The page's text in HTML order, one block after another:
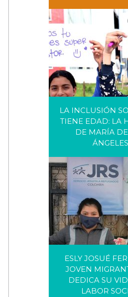
MOLINA
LA INCLUSIÓN
TIENE EDAD: LA
MARÍA DE LOS
LA INCLUSIÓN
TIENE EDAD: LA
DE MARÍA
ÁNGELES
ESLY JOSUÉ
MIGRANTE QUE
ESLY JOSUÉ
JOVEN
DEDICA SU
LABOR